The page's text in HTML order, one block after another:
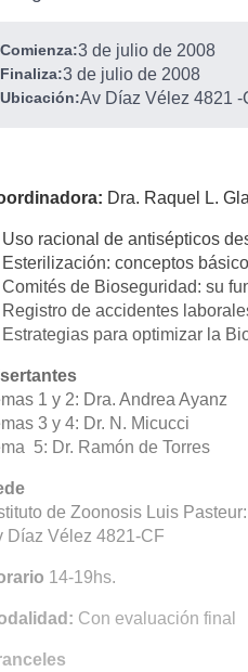
Comienza:3 de julio de 2008
Finaliza:3 de julio de 2008
Ubicación:Av Díaz Vélez 4821 -
Dra. Raquel L.
Uso racional de
Esterilización: conceptos
Comités de Bioseguridad: su
Registro de accidentes
Estrategias para optimizar la
1 y 2: Dra. Andrea Ayanz
3 y 4: Dr. N. Micucci
5: Dr. Ramón de Torres
de Zoonosis Luis Pasteur:
Díaz Vélez 4821-CF
14-19hs.
Con evaluación final